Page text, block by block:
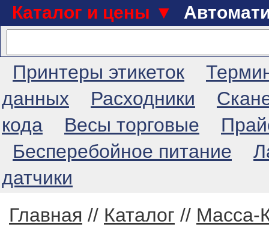
Каталог и цены ▼
Принтеры этикеток
данных
Расходники
кода
Весы торговые
Бесперебойное питание
датчики
Главная // Каталог // Масса-